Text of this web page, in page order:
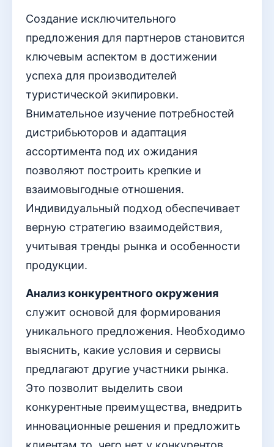
Создание исключительного
предложения для партнеров становится
ключевым аспектом в достижении
успеха для производителей
туристической экипировки.
Внимательное изучение потребностей
дистрибьюторов и адаптация
ассортимента под их ожидания
позволяют построить крепкие и
взаимовыгодные отношения.
Индивидуальный подход обеспечивает
верную стратегию взаимодействия,
учитывая тренды рынка и особенности
продукции.
Анализ конкурентного окружения
служит основой для формирования
уникального предложения. Необходимо
выяснить, какие условия и сервисы
предлагают другие участники рынка.
Это позволит выделить свои
конкурентные преимущества, внедрить
инновационные решения и предложить